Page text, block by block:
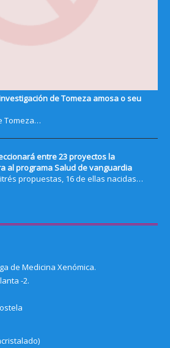
de Tomeza amosa o seu
Tomeza…
entre 23 proyectos la
al programa Salud de vanguardia
propuestas, 16 de ellas nacidas…
de Medicina Xenómica.
-2.